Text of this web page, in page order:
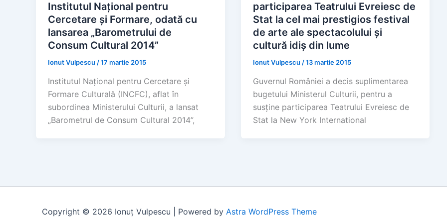
Institutul Național pentru
Cercetare și Formare, odată cu
lansarea „Barometrului de
Consum Cultural 2014”
Ionut Vulpescu /17 martie 2015
Institutul Național pentru Cercetare și
Formare Culturală (INCFC), aflat în
subordinea Ministerului Culturii, a lansat
„Barometrul de Consum Cultural 2014”,
participarea Teatrului Evreiesc de
Stat la cel mai prestigios festival
de arte ale spectacolului și
cultură idiș din lume
Ionut Vulpescu /13 martie 2015
Guvernul României a decis suplimentarea
bugetului Ministerul Culturii, pentru a
susține participarea Teatrului Evreiesc de
Stat la New York International
Copyright © 2026 Ionuț Vulpescu | Powered by Astra WordPress Theme